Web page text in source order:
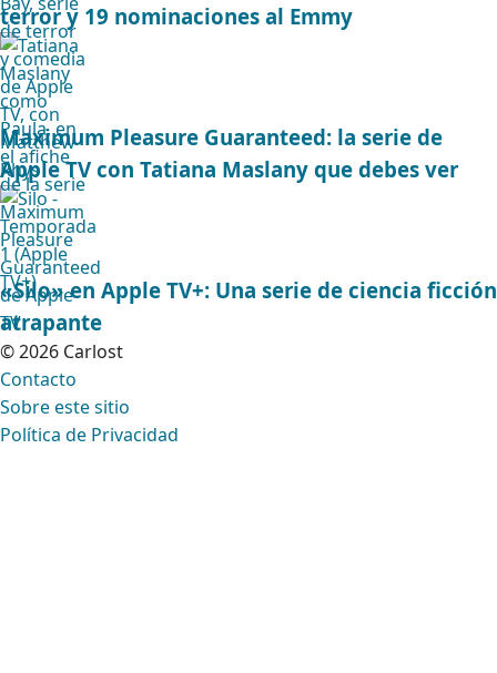
terror y 19 nominaciones al Emmy
Maximum Pleasure Guaranteed: la serie de
Apple TV con Tatiana Maslany que debes ver
«Silo» en Apple TV+: Una serie de ciencia ficción
atrapante
© 2026 Carlost
Contacto
Sobre este sitio
Política de Privacidad